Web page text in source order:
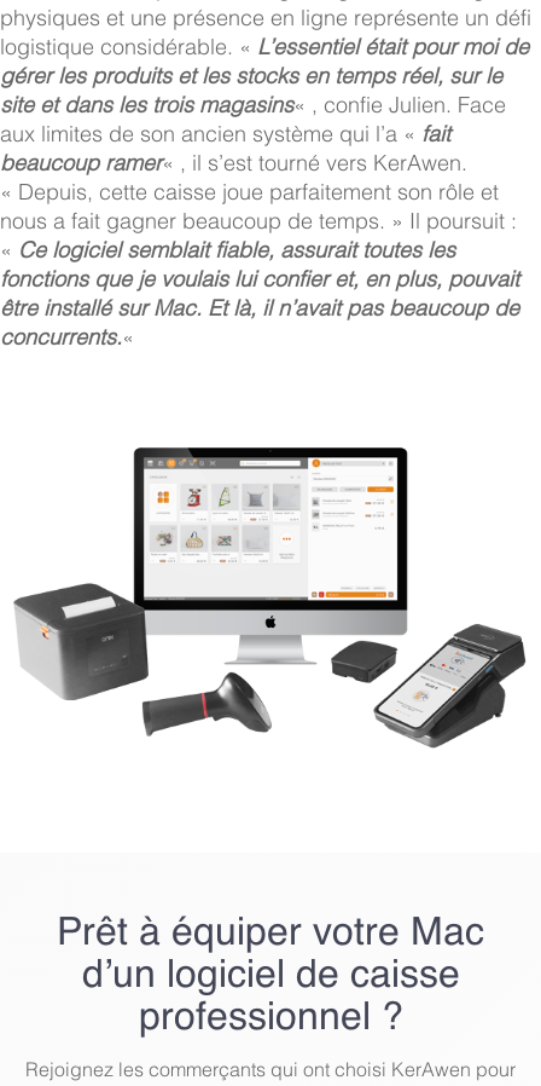
physiques et une présence en ligne représente un défi
logistique considérable. « L’essentiel était pour moi de
gérer les produits et les stocks en temps réel, sur le
site et dans les trois magasins« , confie Julien. Face
aux limites de son ancien système qui l’a « fait
beaucoup ramer« , il s’est tourné vers KerAwen.
« Depuis, cette caisse joue parfaitement son rôle et
nous a fait gagner beaucoup de temps. » Il poursuit :
« Ce logiciel semblait fiable, assurait toutes les
fonctions que je voulais lui confier et, en plus, pouvait
être installé sur Mac. Et là, il n’avait pas beaucoup de
concurrents.«
Prêt à équiper votre Mac
d’un logiciel de caisse
professionnel ?
Rejoignez les commerçants qui ont choisi KerAwen pour